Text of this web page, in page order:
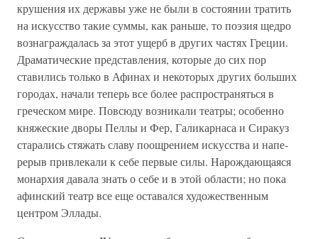
крушения их державы уже не были в состоянии тратить
на искусство такие суммы, как раньше, то поэзия щедро
вознаграждалась за этот ущерб в других частях Греции.
Драматические представления, кото­рые до сих пор
ставились только в Афинах и некоторых дру­гих больших
городах, начали теперь все более распростра­няться в
греческом мире. Повсюду возникали театры; осо­бенно
княжеские дворы Пеллы и Фер, Галикарнаса и Сира­куз
старались стяжать славу поощрением искусства и напе­
рерыв привлекали к себе первые силы. Нарождающаяся
мо­нархия давала знать о себе и в этой области; но пока
афин­ский театр все еще оставался художественным
центром Эл­лады.